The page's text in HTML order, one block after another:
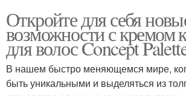
Откройте для себя
возможности с кремом
для волос Concept
В нашем быстро меняющемся мире,
быть уникальными и выделяться из